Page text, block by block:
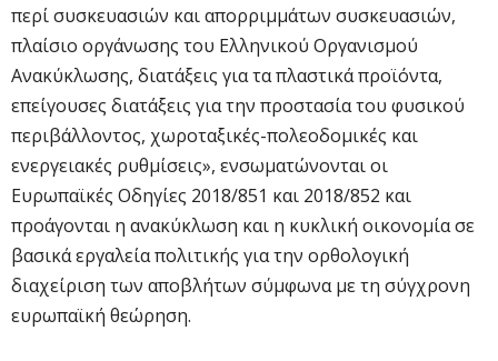
περί συσκευασιών και απορριμμάτων συσκευασιών,
πλαίσιο οργάνωσης του Ελληνικού Οργανισμού
Ανακύκλωσης, διατάξεις για τα πλαστικά προϊόντα,
επείγουσες διατάξεις για την προστασία του φυσικού
περιβάλλοντος, χωροταξικές-πολεοδομικές και
ενεργειακές ρυθμίσεις», ενσωματώνονται οι
Ευρωπαϊκές Οδηγίες 2018/851 και 2018/852 και
προάγονται η ανακύκλωση και η κυκλική οικονομία σε
βασικά εργαλεία πολιτικής για την ορθολογική
διαχείριση των αποβλήτων σύμφωνα με τη σύγχρονη
ευρωπαϊκή θεώρηση.